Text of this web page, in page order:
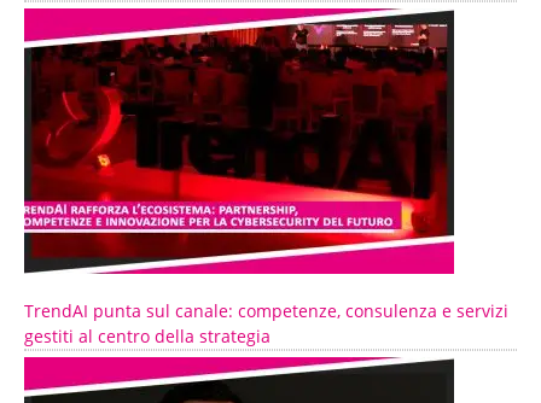
TrendAI punta sul canale: competenze, consulenza e servizi
gestiti al centro della strategia